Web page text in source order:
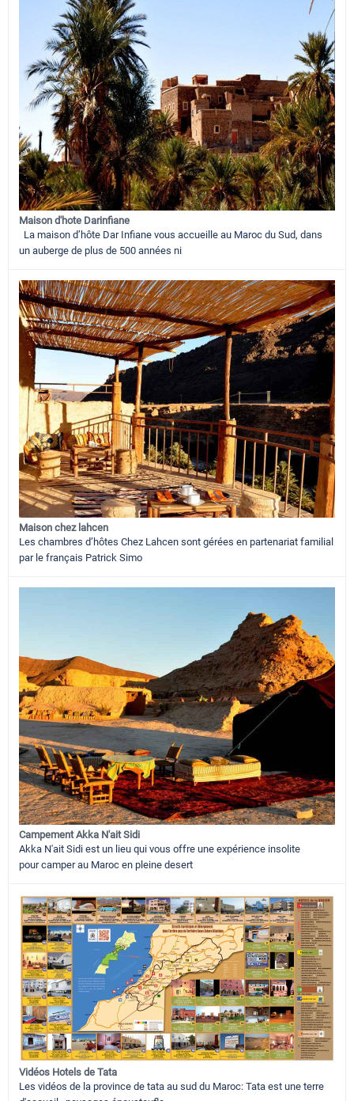
Maison d'hote Darinfiane
La maison d’hôte Dar Infiane vous accueille au Maroc du Sud, dans
un auberge de plus de 500 années ni
Maison chez lahcen
Les chambres d’hôtes Chez Lahcen sont gérées en partenariat familial
par le français Patrick Simo
Campement Akka N'ait Sidi
Akka N'ait Sidi est un lieu qui vous offre une expérience insolite
pour camper au Maroc en pleine desert
Vidéos Hotels de Tata
Les vidéos de la province de tata au sud du Maroc: Tata est une terre